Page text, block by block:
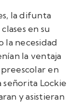
la difunta
en su
la necesidad
la ventaja
en
señorita Lockie
y asistieran